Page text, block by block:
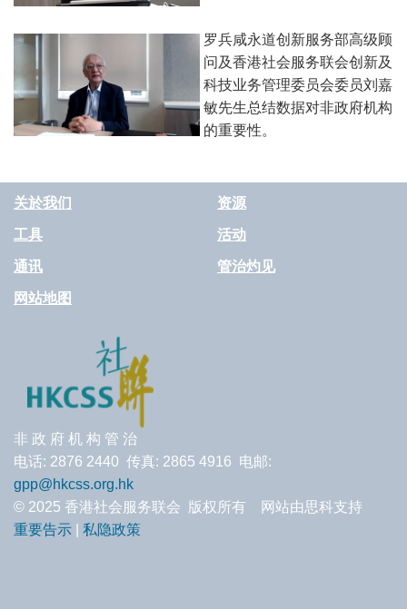
罗兵咸永道创新服务部高级顾
问及香港社会服务联会创新及
科技业务管理委员会委员刘嘉
敏先生总结数据对非政府机构
的重要性。
关於我们 资源
工具 活动
通讯 管治灼见
网站地图
非 政 府 机 构 管 治
电话: 2876 2440 传真: 2865 4916 电邮:
gpp@hkcss.org.hk
© 2025 香港社会服务联会 版权所有 网站由思科支持
重要告示
私隐政策